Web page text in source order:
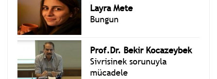
Layra Mete
Bungun
Prof.Dr. Bekir Kocazeybek
Sivrisinek sorunuyla
mücadele